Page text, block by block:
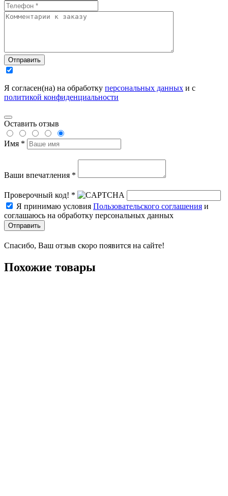
Отправить
Я согласен(на) на обработку персональных данных и с
политикой конфиденциальности
Оставить отзыв
Имя *
Ваши впечатления *
Проверочный код! *
Я принимаю условия Пользовательского соглашения и
соглашаюсь на обработку персональных данных
Отправить
Спасибо, Ваш отзыв скоро появится на сайте!
Похожие товары